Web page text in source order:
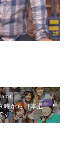
時から日本選
す